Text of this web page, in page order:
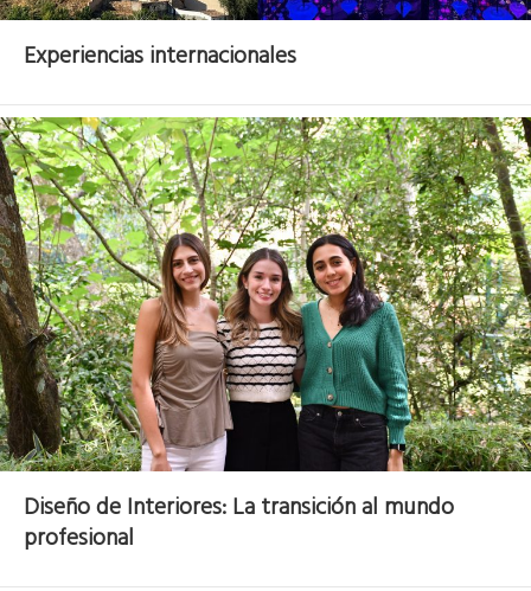
Experiencias internacionales
Diseño de Interiores: La transición al mundo
profesional